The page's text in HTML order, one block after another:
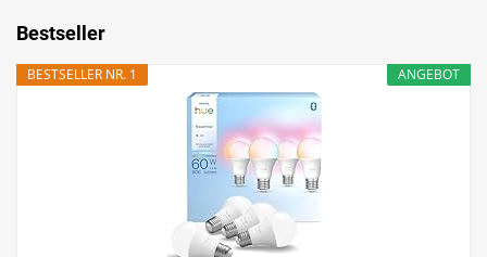
Bestseller
ANGEBOT
BESTSELLER NR. 1